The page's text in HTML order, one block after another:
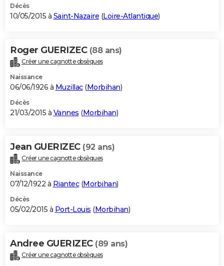
Décès
10/05/2015 à Saint-Nazaire (Loire-Atlantique)
Roger GUERIZEC (88 ans)
Créer une cagnotte obsèques
Naissance
06/06/1926 à Muzillac(Morbihan)
Décès
21/03/2015 à Vannes (Morbihan)
Jean GUERIZEC (92 ans)
Créer une cagnotte obsèques
Naissance
07/12/1922 à Riantec(Morbihan)
Décès
05/02/2015 à Port-Louis (Morbihan)
Andree GUERIZEC (89 ans)
Créer une cagnotte obsèques